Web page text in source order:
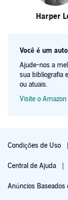
Harper
Você é um
Ajude-nos a
sua bibliografia
ou atuais.
Visite o
Condições de Uso
Central de Ajuda
Anúncios Baseados